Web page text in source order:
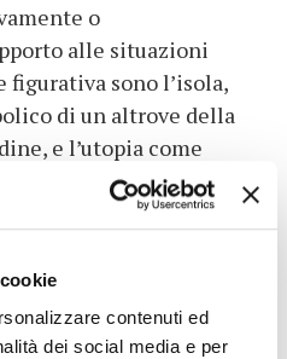
contenuti ed
dei social media e per
o
alle situazioni
figurativa sono l’isola,
di un altrove della
e l’utopia come
realtà. Resta il fatto
sono
sono l’attuazione
per rendere l’aldilà